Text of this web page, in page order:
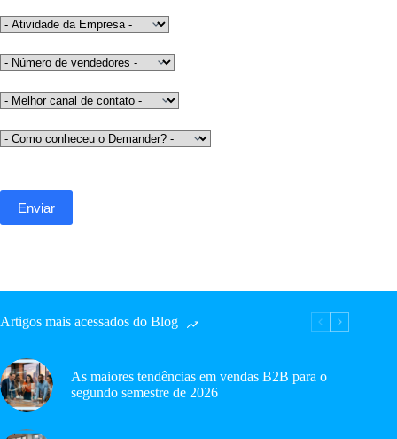
Artigos mais acessados do Blog
As maiores tendências em vendas B2B para o
segundo semestre de 2026